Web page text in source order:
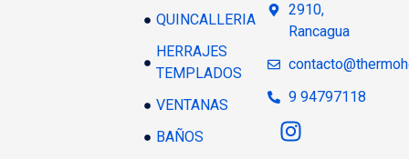
QUINCALLERIA
HERRAJES
TEMPLADOS
VENTANAS
BAÑOS
2910,
Rancagua
9 94797118